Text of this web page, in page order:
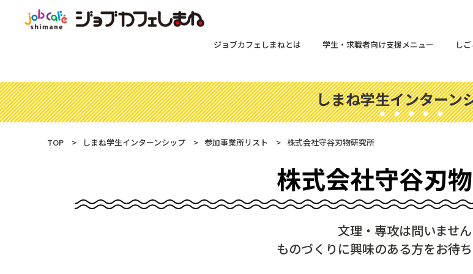
ジョブカフェしまねとは 学生・求職者向け支援メニュー し
しまね学生インターン
TOP しまね学生インターンシップ 参加事業所リスト 株式会社守谷刃物研究所
株式会社守谷刃
文理・専攻は問いません
ものづくりに興味のある方をお待